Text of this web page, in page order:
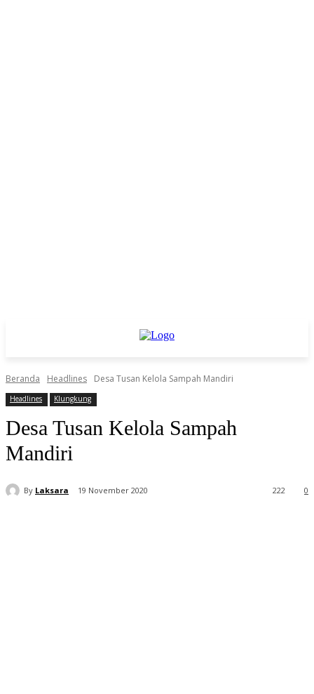
Beranda Headlines Desa Tusan Kelola Sampah Mandiri
Headlines Klungkung
Desa Tusan Kelola Sampah
Mandiri
By Laksara 19 November 2020 0
222